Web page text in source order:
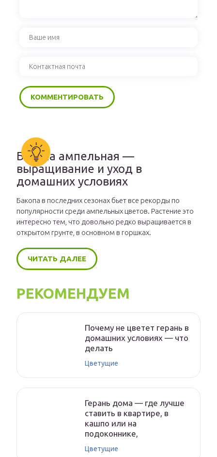
Бакопа ампельная —
выращивание и уход в
домашних условиях
Бакопа в последних сезонах бьет все рекорды по
популярности среди ампельных цветов. Растение это
интересно тем, что довольно редко выращивается в
открытом грунте, в основном в горшках.
ЧИТАТЬ ДАЛЕЕ
РЕКОМЕНДУЕМ
Почему не цветет герань в
домашних условиях — что
делать
Цветущие
Герань дома — где лучше
ставить в квартире, в
кашпо или на
подоконнике,
Цветущие